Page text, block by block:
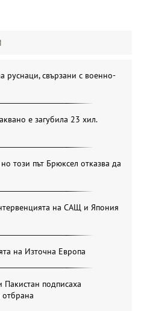
руснаци, свързани с военно-
е загубила 23 хил.
този път Брюксел отказва да
на САЩ и Япония
на Източна Европа
Пакистан подписаха
отбрана